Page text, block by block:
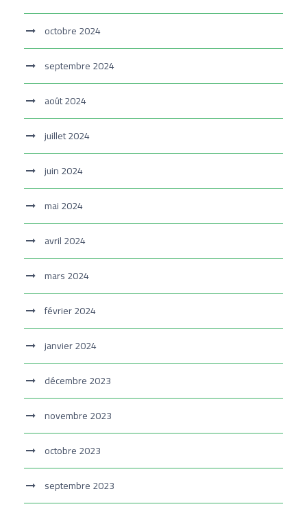
octobre 2024
septembre 2024
août 2024
juillet 2024
juin 2024
mai 2024
avril 2024
mars 2024
février 2024
janvier 2024
décembre 2023
novembre 2023
octobre 2023
septembre 2023